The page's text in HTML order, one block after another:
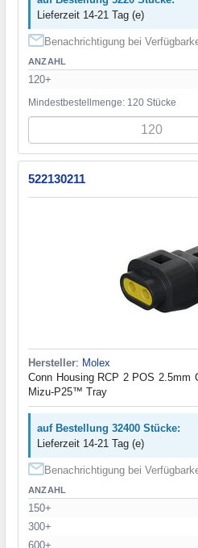
Lieferzeit 14-21 Tag (e)
Benachrichtigung bei
ANZAHL
120+
Mindestbestellmenge: 120 Stücke
522130211
Hersteller: Molex
Conn Housing RCP 2 POS 2.5mm
Mizu-P25™ Tray
auf Bestellung 32400 Stücke:
Lieferzeit 14-21 Tag (e)
Benachrichtigung bei
ANZAHL
150+
300+
600+